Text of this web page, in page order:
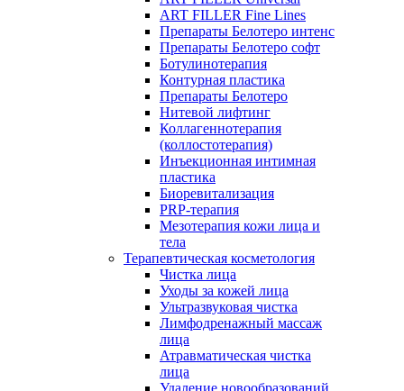
ART FILLER Fine Lines
Препараты Белотеро интенс
Препараты Белотеро софт
Ботулинотерапия
Контурная пластика
Препараты Белотеро
Нитевой лифтинг
Коллагеннотерапия
(коллостотерапия)
Инъекционная интимная
пластика
Биоревитализация
PRP-терапия
Мезотерапия кожи лица и
тела
Терапевтическая косметология
Чистка лица
Уходы за кожей лица
Ультразвуковая чистка
Лимфодренажный массаж
лица
Атравматическая чистка
лица
Удаление новообразований